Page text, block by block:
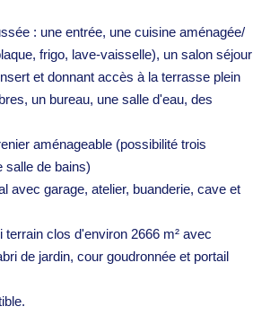
: une entrée, une cuisine aménagée/
frigo, lave-vaisselle), un salon séjour
et donnant accès à la terrasse plein
un bureau, une salle d'eau, des
aménageable (possibilité trois
salle de bains)
avec garage, atelier, buanderie, cave et
terrain clos d'environ 2666 m² avec
de jardin, cour goudronnée et portail